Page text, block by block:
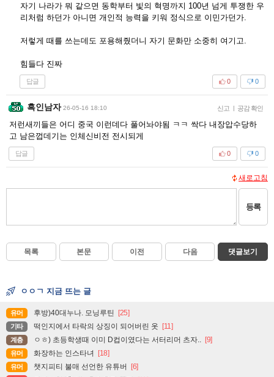
자기 나라가 뭐 같으면 동학부터 빛의 혁명까지 100년 넘게 투쟁한 우
리처럼 하던가 아니면 개인적 능력을 키워 정식으로 이민가던가.
저렇게 때를 쓰는데도 포용해줬더니 자기 문화만 소중히 여기고.
힘들다 진짜
답글 0
0
흑인남자 26-05-16 18:10 신고 | 공감 확인
저런새끼들은 어디 중국 이런데다 풀어놔야됨 ㅋㅋ 싹다 내장압수당하
고 남은껍데기는 인체신비전 전시되게
답글 0
0
새로고침
등록
목록 본문 이전 다음 댓글보기
ㅇㅇㄱ 지금 뜨는 글
유머 후방)40대누나. 모닝루틴 [25]
기타 떡인지에서 타락의 상징이 되어버린 옷 [11]
계층 ㅇㅎ) 초등학생때 이미 D컵이였다는 서터리머 츠자.. [9]
유머 화장하는 인스타녀 [18]
유머 챗지피티 불매 선언한 유튜버 [6]